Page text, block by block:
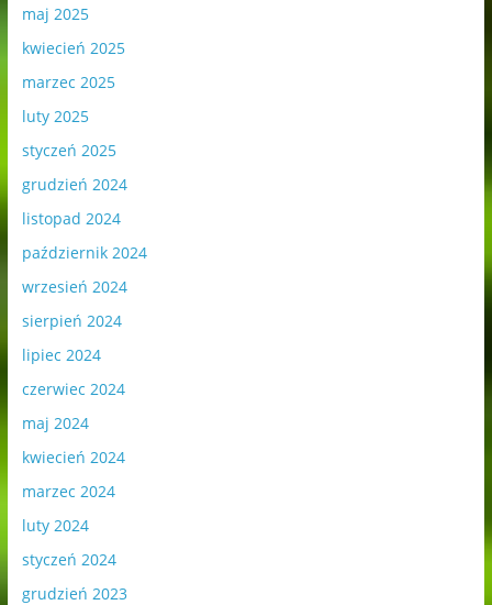
maj 2025
kwiecień 2025
marzec 2025
luty 2025
styczeń 2025
grudzień 2024
listopad 2024
październik 2024
wrzesień 2024
sierpień 2024
lipiec 2024
czerwiec 2024
maj 2024
kwiecień 2024
marzec 2024
luty 2024
styczeń 2024
grudzień 2023